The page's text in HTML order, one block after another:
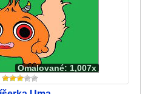
Omalované: 1,007x